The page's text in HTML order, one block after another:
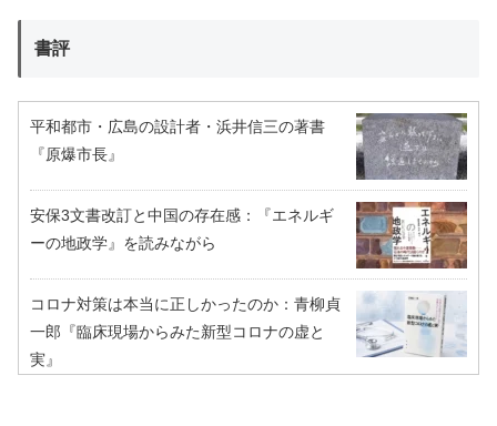
書評
平和都市・広島の設計者・浜井信三の著書
『原爆市長』
安保3文書改訂と中国の存在感：『エネルギ
ーの地政学』を読みながら
コロナ対策は本当に正しかったのか：青柳貞
一郎『臨床現場からみた新型コロナの虚と
実』